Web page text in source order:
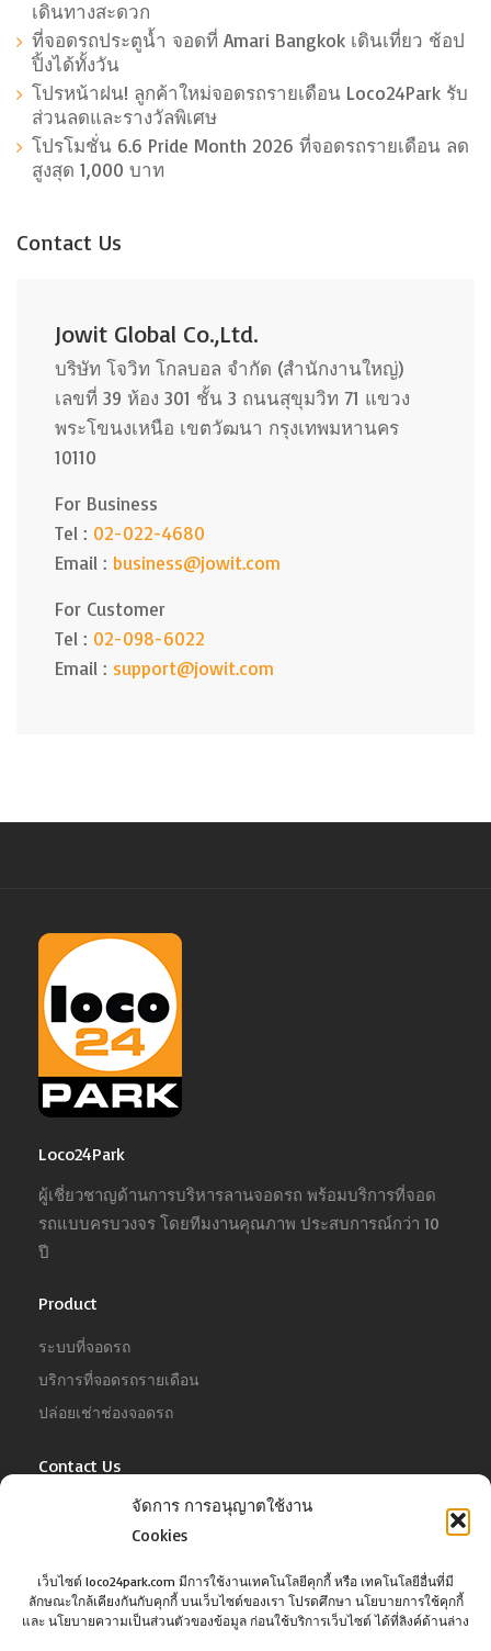
จัดการ การอนุญาตใช้งาน
Cookies
เว็บไซต์ loco24park.com มีการใช้งานเทคโนโลยีคุกกี้ หรือ เทคโนโลยีอื่นที่มี
ลักษณะใกล้เคียงกันกับคุกกี้ บนเว็บไซต์ของเรา โปรดศึกษา นโยบายการใช้คุกกี้
และ นโยบายความเป็นส่วนตัวของข้อมูล ก่อนใช้บริการเว็บไซต์ ได้ที่ลิงค์ด้านล่าง
เดินทางสะดวก
ที่จอดรถประตูน้ำ จอดที่ Amari Bangkok เดินเที่ยว ช้อป
ปิ้งได้ทั้งวัน
โปรหน้าฝน! ลูกค้าใหม่จอดรถรายเดือน Loco24Park รับ
ส่วนลดและรางวัลพิเศษ
โปรโมชั่น 6.6 Pride Month 2026 ที่จอดรถรายเดือน ลด
สูงสุด 1,000 บาท
Contact Us
Jowit Global Co.,Ltd.
บริษัท โจวิท โกลบอล จำกัด (สำนักงานใหญ่)
เลขที่ 39 ห้อง 301 ชั้น 3 ถนนสุขุมวิท 71 แขวง
พระโขนงเหนือ เขตวัฒนา กรุงเทพมหานคร
10110
For Business
Tel : 02-022-4680
Email : business@jowit.com
For Customer
Tel : 02-098-6022
Email : support@jowit.com
Loco24Park
ผู้เชี่ยวชาญด้านการบริหารลานจอดรถ พร้อมบริการที่จอด
รถแบบครบวงจร โดยทีมงานคุณภาพ ประสบการณ์กว่า 10
ปี
Product
ระบบที่จอดรถ
บริการที่จอดรถรายเดือน
ปล่อยเช่าช่องจอดรถ
Contact Us
02-022-4680
For Customer